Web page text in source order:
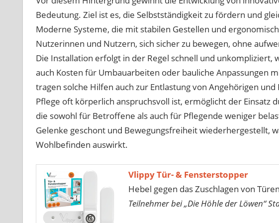
Bedeutung. Ziel ist es, die Selbstständigkeit zu fördern und
Moderne Systeme, die mit stabilen Gestellen und
Nutzerinnen und Nutzern, sich sicher zu bewegen, ohne
Die Installation erfolgt in der Regel schnell und unkompliziert,
auch Kosten für Umbauarbeiten oder bauliche Anpassungen
tragen solche Hilfen auch zur Entlastung von Angehörigen
Pflege oft körperlich anspruchsvoll ist, ermöglicht der Einsatz
die sowohl für Betroffene als auch für Pflegende weniger
Gelenke geschont und Bewegungsfreiheit wiederhergestellt,
Wohlbefinden auswirkt.
Vlippy Tür- & Fensterstopper
Hebel gegen das Zuschlagen von
Teilnehmer bei „Die Höhle der Löwen“